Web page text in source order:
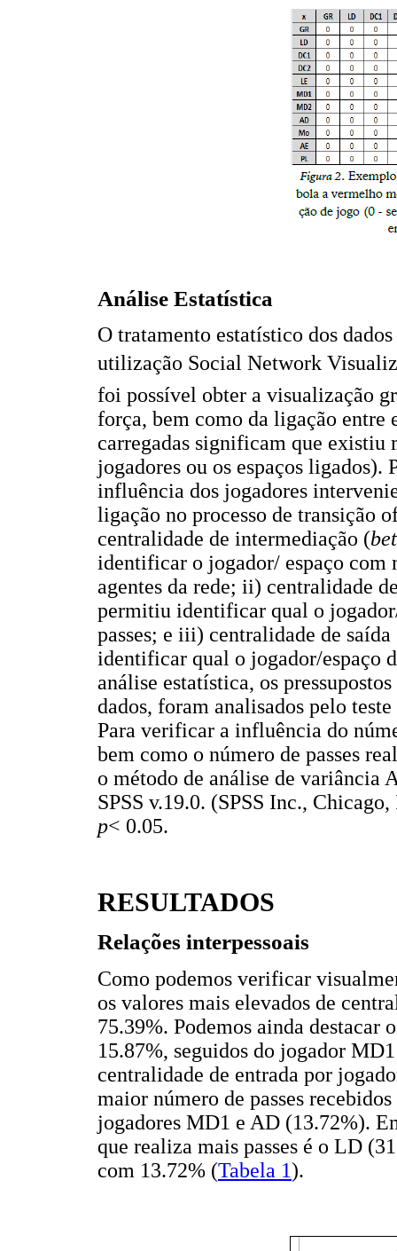
Análise Estatística
O tratamento estatístico dos
utilização Social Network
foi possível obter a visualização
força, bem como da ligação entre
carregadas significam que existiu
jogadores ou os espaços ligados).
influência dos jogadores
ligação no processo de transição
centralidade de intermediação (
identificar o jogador/ espaço com
agentes da rede; ii) centralidade
permitiu identificar qual o
passes; e iii) centralidade de saída
identificar qual o jogador/espaço
análise estatística, os
dados, foram analisados pelo
Para verificar a influência do
bem como o número de passes
o método de análise de variância
SPSS v.19.0. (SPSS Inc.,
p< 0.05.
RESULTADOS
Relações interpessoais
Como podemos verificar
os valores mais elevados de
75.39%. Podemos ainda destacar
15.87%, seguidos do jogador
centralidade de entrada por
maior número de passes
jogadores MD1 e AD (13.72%).
que realiza mais passes é o LD
com 13.72% (Tabela 1).